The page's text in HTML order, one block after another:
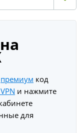
премиум код
и нажмите
для